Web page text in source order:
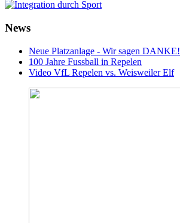
News
Neue Platzanlage - Wir sagen DANKE!
100 Jahre Fussball in Repelen
Video VfL Repelen vs. Weisweiler Elf